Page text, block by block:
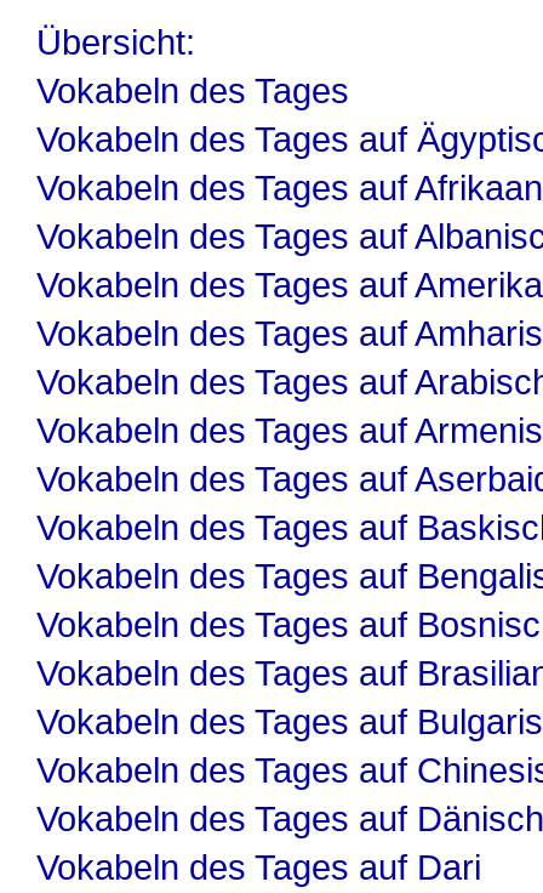
Übersicht:
Vokabeln des Tages
Vokabeln des Tages auf
Vokabeln des Tages auf
Vokabeln des Tages auf
Vokabeln des Tages auf
Vokabeln des Tages auf
Vokabeln des Tages auf
Vokabeln des Tages auf
Vokabeln des Tages auf
Vokabeln des Tages auf
Vokabeln des Tages auf
Vokabeln des Tages auf
Vokabeln des Tages auf
Vokabeln des Tages auf
Vokabeln des Tages auf
Vokabeln des Tages auf Dänisch
Vokabeln des Tages auf Dari